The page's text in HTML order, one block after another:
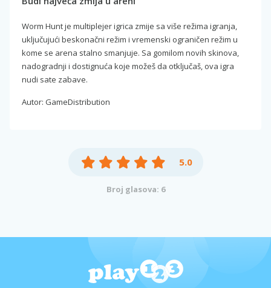
Worm Hunt je multiplejer igrica zmije sa više režima igranja,
uključujući beskonačni režim i vremenski ograničen režim u
kome se arena stalno smanjuje. Sa gomilom novih skinova,
nadogradnji i dostignuća koje možeš da otključaš, ova igra
nudi sate zabave.
Autor: GameDistribution
5.0
Broj glasova: 6